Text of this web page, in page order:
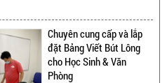
Chuyên cung cấp và lắp
đặt Bảng Viết Bút Lông
cho Học Sinh & Văn
Phòng